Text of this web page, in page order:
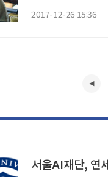
2017-12-26 15:36
서울AI재단, 연